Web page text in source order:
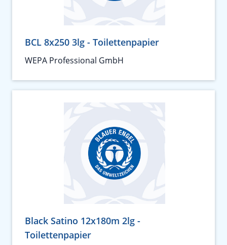
BCL 8x250 3lg - Toilettenpapier
WEPA Professional GmbH
Black Satino 12x180m 2lg -
Toilettenpapier